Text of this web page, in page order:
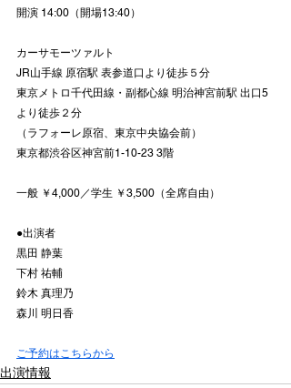
開演 14:00（開場13:40）
カーサモーツァルト
JR山手線 原宿駅 表参道口より徒歩５分
東京メトロ千代田線・副都心線 明治神宮前駅 出口5
より徒歩２分
（ラフォーレ原宿、東京中央協会前）
東京都渋谷区神宮前1-10-23 3階
一般 ￥4,000／学生 ￥3,500（全席自由）
●出演者
黒田 静葉
下村 祐輔
鈴木 真理乃
森川 明日香
ご予約はこちらから
出演情報